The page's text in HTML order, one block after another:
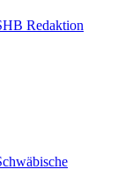
Redaktion